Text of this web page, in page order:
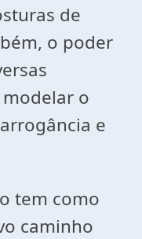
de
o poder
o
e
tem como
caminho